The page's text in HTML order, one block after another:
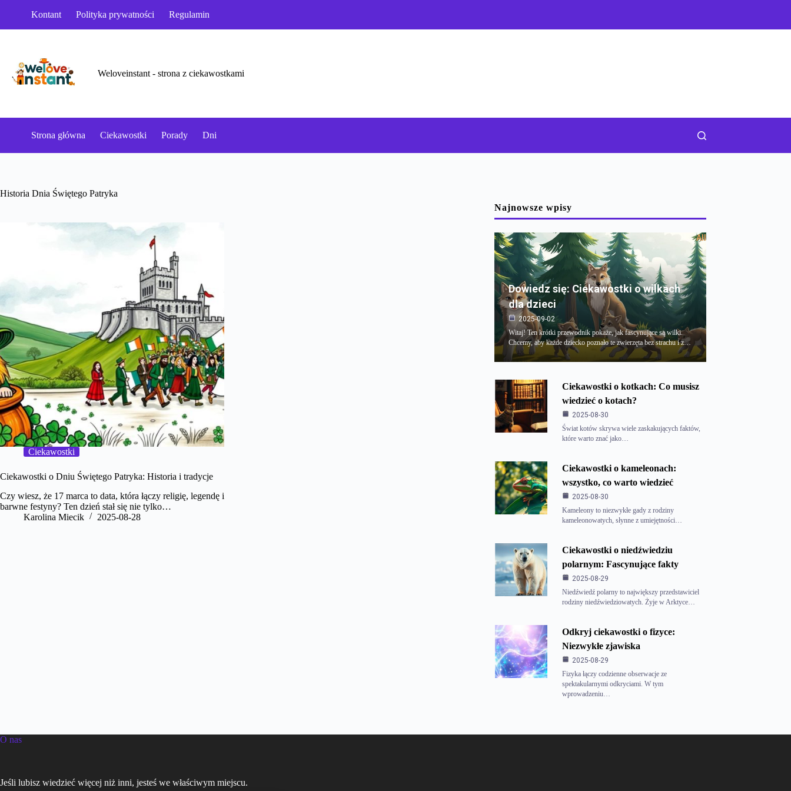
Kontant Polityka prywatności Regulamin
Weloveinstant - strona z ciekawostkami
Strona główna Ciekawostki Porady Dni
Historia Dnia Świętego Patryka
Ciekawostki
Ciekawostki o Dniu Świętego Patryka: Historia i tradycje
Czy wiesz, że 17 marca to data, która łączy religię, legendę i
barwne festyny? Ten dzień stał się nie tylko…
Karolina Miecik
2025-08-28
Najnowsze wpisy
All
Dowiedz się: Ciekawostki o wilkach
dla dzieci
2025-09-02
Witaj! Ten krótki przewodnik pokaże, jak fascynujące są wilki.
Chcemy, aby każde dziecko poznało te zwierzęta bez strachu i z…
Ciekawostki o kotkach: Co musisz
wiedzieć o kotach?
2025-08-30
Świat kotów skrywa wiele zaskakujących faktów,
które warto znać jako…
Ciekawostki o kameleonach:
wszystko, co warto wiedzieć
2025-08-30
Kameleony to niezwykłe gady z rodziny
kameleonowatych, słynne z umiejętności…
Ciekawostki o niedźwiedziu
polarnym: Fascynujące fakty
2025-08-29
Niedźwiedź polarny to największy przedstawiciel
rodziny niedźwiedziowatych. Żyje w Arktyce…
Odkryj ciekawostki o fizyce:
Niezwykłe zjawiska
2025-08-29
Fizyka łączy codzienne obserwacje ze
spektakularnymi odkryciami. W tym
wprowadzeniu…
O nas
Jeśli lubisz wiedzieć więcej niż inni, jesteś we właściwym miejscu.